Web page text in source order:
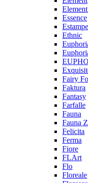
Essence
Estampe
Ethnic
Fairy
Faktura
Fantasy
Farfalle
Fauna
Fauna
Felicita
Ferma
Fiore
FLArt
Flo
Floreale